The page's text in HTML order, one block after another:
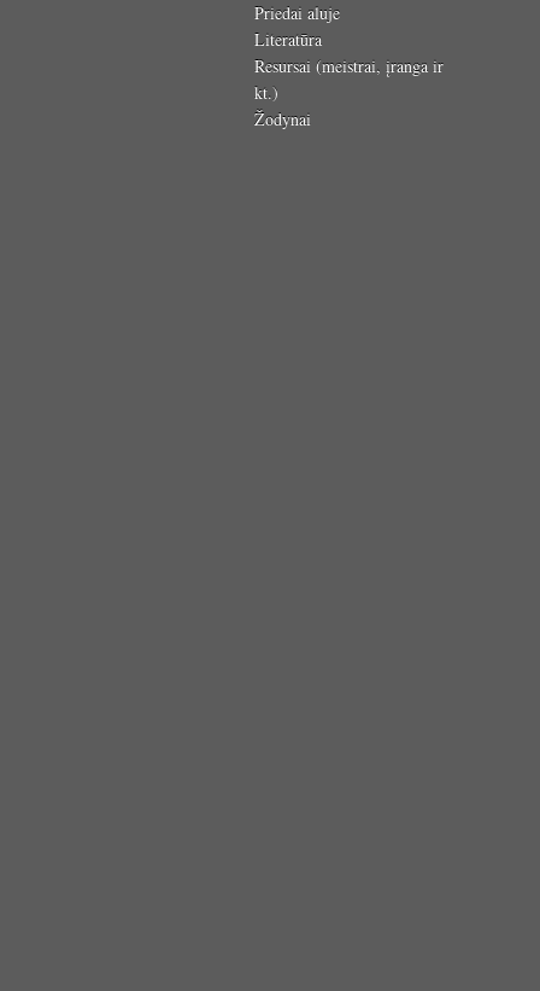
Priedai aluje
Literatūra
Resursai (meistrai, įranga ir
kt.)
Žodynai